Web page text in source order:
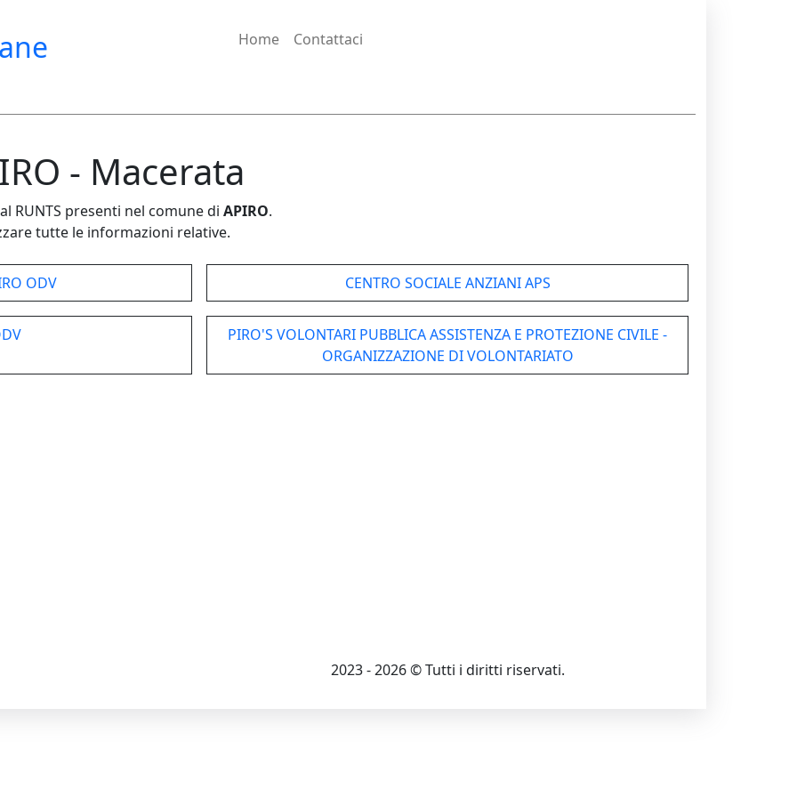
Home Contattaci
- Macerata
RUNTS presenti nel comune di APIRO.
tutte le informazioni relative.
ODV CENTRO SOCIALE ANZIANI APS
PIRO'S VOLONTARI PUBBLICA ASSISTENZA E PROTEZIONE CIVILE -
ORGANIZZAZIONE DI VOLONTARIATO
2023 - 2026 © Tutti i diritti riservati.